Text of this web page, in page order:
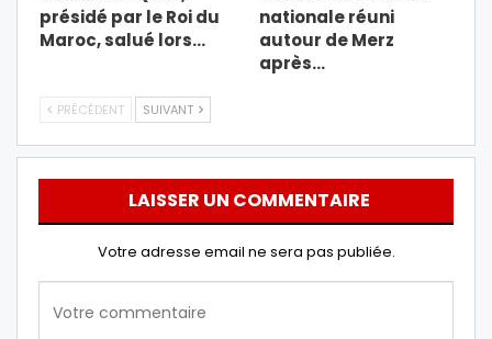
présidé par le Roi du
Maroc, salué lors…
nationale réuni
autour de Merz
après…
PRÉCÉDENT SUIVANT
LAISSER UN COMMENTAIRE
Votre adresse email ne sera pas publiée.